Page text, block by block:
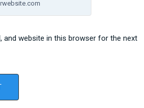
and website in this browser for the next